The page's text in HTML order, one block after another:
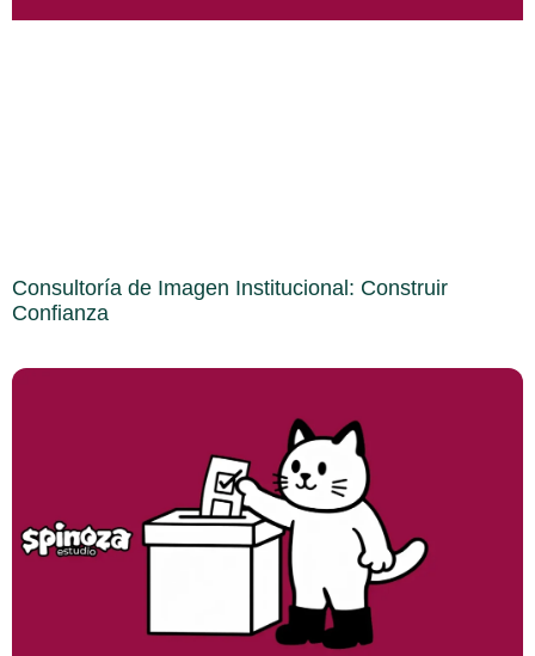
Consultoría de Imagen Institucional: Construir
Confianza